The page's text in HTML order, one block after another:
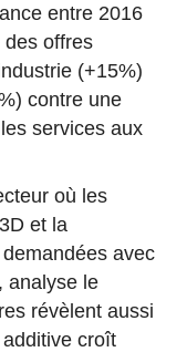
entre 2016
des offres
(+15%)
contre une
services aux
où les
et la
avec
analyse le
révèlent aussi
croît